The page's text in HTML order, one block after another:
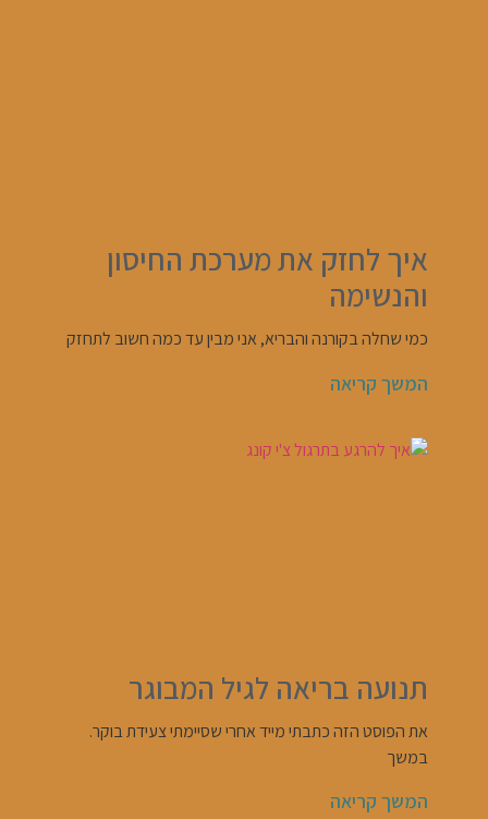
איך לחזק את מערכת החיסון
והנשימה
כמי שחלה בקורנה והבריא, אני מבין עד כמה חשוב לתחזק
המשך קריאה
תנועה בריאה לגיל המבוגר
את הפוסט הזה כתבתי מייד אחרי שסיימתי צעידת בוקר.
במשך
המשך קריאה